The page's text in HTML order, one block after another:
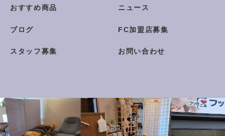
おすすめ商品 ニュース
ブログ FC加盟店募集
スタッフ募集 お問い合わせ